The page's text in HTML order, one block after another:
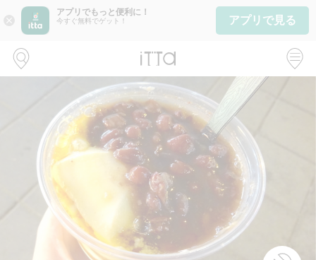
close
アプリでもっと便利に！
今すぐ無料でゲット！ アプリで見る